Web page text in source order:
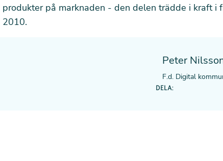
produkter på marknaden - den delen trädde i kraft i
2010.
Peter
F.d. Digital
DELA: